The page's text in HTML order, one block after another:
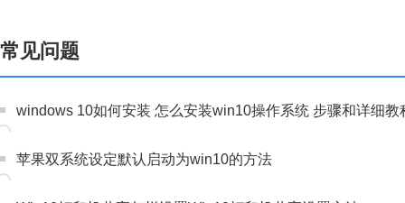
常见问题
windows 10如何安装 怎么安装win10操作系统 步骤和详细教
苹果双系统设定默认启动为win10的方法